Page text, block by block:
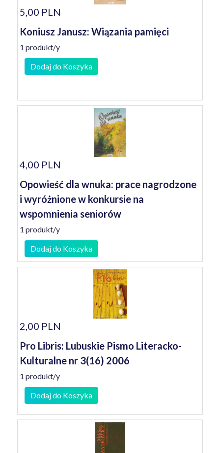
5,00 PLN
Koniusz Janusz: Wiązania pamięci
1 produkt/y
Dodaj do Koszyka
4,00 PLN
Opowieść dla wnuka: prace nagrodzone
i wyróżnione w konkursie na
wspomnienia seniorów
1 produkt/y
Dodaj do Koszyka
2,00 PLN
Pro Libris: Lubuskie Pismo Literacko-
Kulturalne nr 3(16) 2006
1 produkt/y
Dodaj do Koszyka